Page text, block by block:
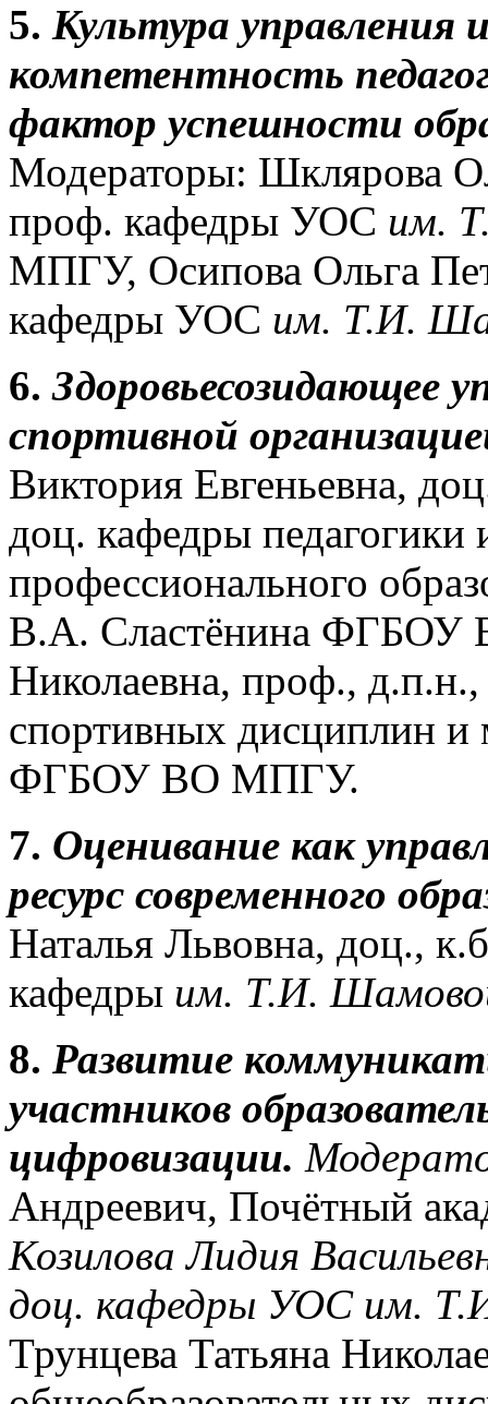
5. Культура управления
компетентность
фактор успешности
Модераторы: Шклярова
проф. кафедры УОС им.
МПГУ, Осипова Ольга
кафедры УОС им. Т.И.
6.Здоровьесозидающее
спортивной
Виктория Евгеньевна,
доц. кафедры педагогики
профессионального
В.А. Сластёнина ФГБОУ
Николаевна, проф.,
спортивных дисциплин и
ФГБОУ ВО МПГУ.
7. Оценивание как
ресурс современного
Наталья Львовна, доц.,
кафедры им. Т.И.
8. Развитие
участников
цифровизации.
Андреевич, Почётный
Козилова Лидия
доц. кафедры УОС им.
Трунцева Татьяна